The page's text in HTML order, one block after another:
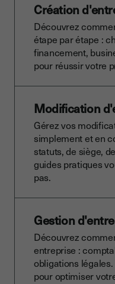
Création
Découvrez
étape par étape :
financement,
pour réussir votre
Modification
Gérez vos
simplement et en
statuts, de siège,
guides pratiques
pas.
Gestion
Découvrez
entreprise :
obligations
pour optimiser